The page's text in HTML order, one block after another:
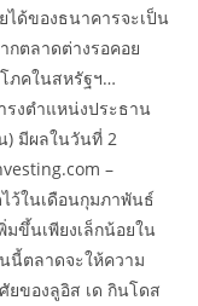
ด้ของธนาคารจะเป็น
ตลาดต่างรอคอย
ภคในสหรัฐฯ…
งตำแหน่งประธาน
) มีผลในวันที่ 2
–
ว้ในเดือนกุมภาพันธ์
ขึ้นเพียงเล็กน้อยใน
นี้ตลาดจะให้ความ
ยของลูอิส เด กินโดส